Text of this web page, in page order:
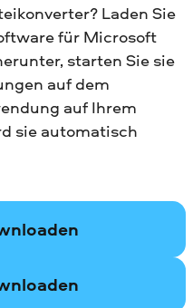
Laden Sie
für Microsoft
starten Sie sie
auf dem
auf Ihrem
sie automatisch